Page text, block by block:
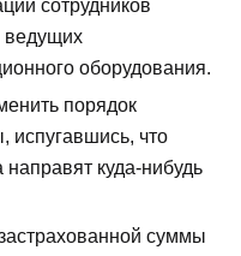
сотрудников
ведущих
оборудования.
порядок
испугавшись, что
куда-нибудь
суммы